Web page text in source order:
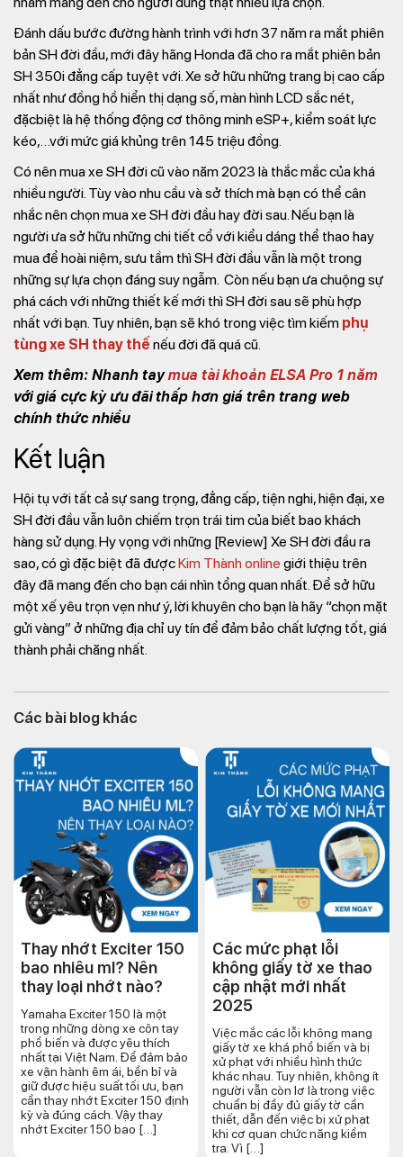
Đánh dấu bước đường hành trình với hơn 37 năm ra mắt phiên
bản SH đời đầu, mới đây hãng Honda đã cho ra mắt phiên bản
SH 350i đẳng cấp tuyệt với. Xe sở hữu những trang bị cao cấp
nhất như đồng hồ hiển thị dạng số, màn hình LCD sắc nét,
đặcbiệt là hệ thống động cơ thông minh eSP+, kiểm soát lực
kéo,…với mức giá khủng trên 145 triệu đồng.
Có nên mua xe SH đời cũ vào năm 2023 là thắc mắc của khá
nhiều người. Tùy vào nhu cầu và sở thích mà bạn có thể cân
nhắc nên chọn mua xe SH đời đầu hay đời sau. Nếu bạn là
người ưa sở hữu những chi tiết cổ với kiểu dáng thể thao hay
mua để hoài niệm, sưu tầm thì SH đời đầu vẫn là một trong
những sự lựa chọn đáng suy ngẫm. Còn nếu bạn ưa chuộng sự
phá cách với những thiết kế mới thì SH đời sau sẽ phù hợp
nhất với bạn. Tuy nhiên, bạn sẽ khó trong việc tìm kiếm phụ
tùng xe SH thay thế nếu đời đã quá cũ.
Xem thêm: Nhanh taymua tài khoản ELSA Pro 1 năm
với giá cực kỳ ưu đãi thấp hơn giá trên trang web
chính thức nhiều
Kết luận
Hội tụ với tất cả sự sang trọng, đẳng cấp, tiện nghi, hiện đại, xe
SH đời đầu vẫn luôn chiếm trọn trái tim của biết bao khách
hàng sử dụng. Hy vọng với những [Review] Xe SH đời đầu ra
sao, có gì đặc biệt đã đượcKim Thành online giới thiệu trên
đây đã mang đến cho bạn cái nhìn tổng quan nhất. Để sở hữu
một xế yêu trọn vẹn như ý, lời khuyên cho bạn là hãy “chọn mặt
gửi vàng” ở những địa chỉ uy tín để đảm bảo chất lượng tốt, giá
thành phải chăng nhất.
Các bài blog khác
Thay nhớt Exciter 150
bao nhiêu ml? Nên
thay loại nhớt nào?
Yamaha Exciter 150 là một
trong những dòng xe côn tay
phổ biến và được yêu thích
nhất tại Việt Nam. Để đảm bảo
xe vận hành êm ái, bền bỉ và
giữ được hiệu suất tối ưu, bạn
cần thay nhớt Exciter 150 định
kỳ và đúng cách. Vậy thay
nhớt Exciter 150 bao […]
Các mức phạt lỗi
không giấy tờ xe thao
cập nhật mới nhất
2025
Việc mắc các lỗi không mang
giấy tờ xe khá phổ biến và bị
xử phạt với nhiều hình thức
khác nhau. Tuy nhiên, không ít
người vẫn còn lơ là trong việc
chuẩn bị đầy đủ giấy tờ cần
thiết, dẫn đến việc bị xử phạt
khi cơ quan chức năng kiểm
tra. Vì […]